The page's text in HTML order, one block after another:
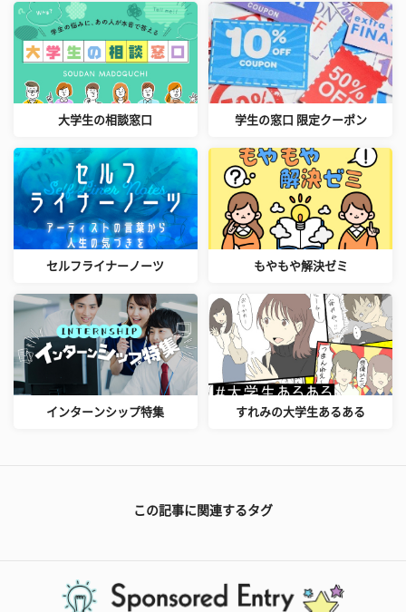
大学生の相談窓口 学生の窓口 限定クーポン
セルフライナーノーツ もやもや解決ゼミ
インターンシップ特集 すれみの大学生あるある
この記事に関連するタグ